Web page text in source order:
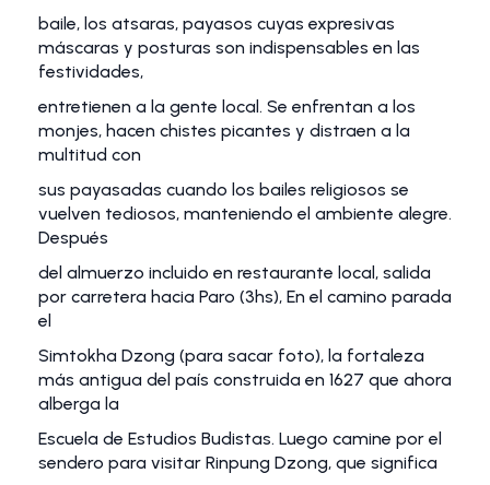
baile, los atsaras, payasos cuyas expresivas
máscaras y posturas son indispensables en las
festividades,
entretienen a la gente local. Se enfrentan a los
monjes, hacen chistes picantes y distraen a la
multitud con
sus payasadas cuando los bailes religiosos se
vuelven tediosos, manteniendo el ambiente alegre.
Después
del almuerzo incluido en restaurante local, salida
por carretera hacia Paro (3hs), En el camino parada
el
Simtokha Dzong (para sacar foto), la fortaleza
más antigua del país construida en 1627 que ahora
alberga la
Escuela de Estudios Budistas. Luego camine por el
sendero para visitar Rinpung Dzong, que significa